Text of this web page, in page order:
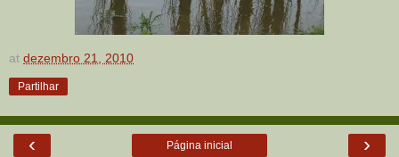
at dezembro 21, 2010
Partilhar
‹ ›
Página inicial